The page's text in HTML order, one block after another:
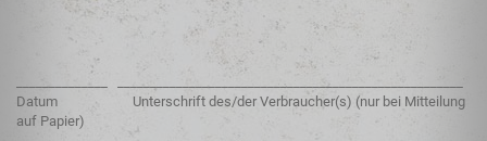
______________ _____________________________________________________
Datum Unterschrift des/der Verbraucher(s) (nur bei Mitteilung
auf Papier)